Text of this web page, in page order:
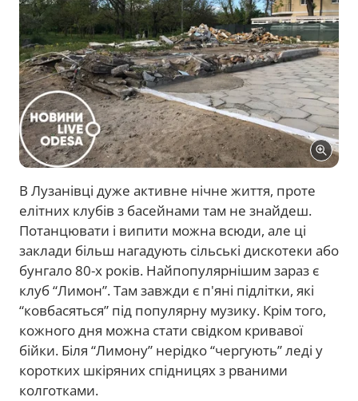
В Лузанівці дуже активне нічне життя, проте
елітних клубів з басейнами там не знайдеш.
Потанцювати і випити можна всюди, але ці
заклади більш нагадують сільські дискотеки або
бунгало 80-х років. Найпопулярнішим зараз є
клуб “Лимон”. Там завжди є п'яні підлітки, які
“ковбасяться” під популярну музику. Крім того,
кожного дня можна стати свідком кривавої
бійки. Біля “Лимону” нерідко “чергують” леді у
коротких шкіряних спідницях з рваними
колготками.